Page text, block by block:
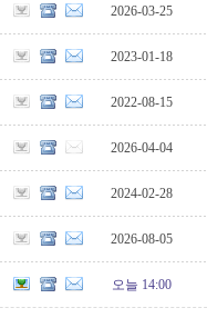
2026-03-25
2023-01-18
2022-08-15
2026-04-04
2024-02-28
2026-08-05
오늘 14:00